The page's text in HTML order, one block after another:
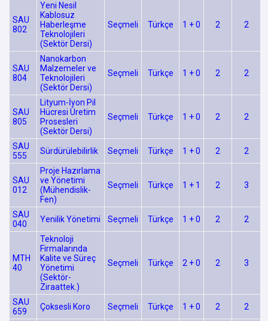
SAU
802
Yeni Nesil
Kablosuz
Haberleşme
Teknolojileri
(Sektör Dersi)
Seçmeli Türkçe 1 + 0 2 2
SAU
804
Nanokarbon
Malzemeler ve
Teknolojileri
(Sektör Dersi)
Seçmeli Türkçe 1 + 0 2 2
SAU
805
Lityum-İyon Pil
Hücresi Üretim
Prosesleri
(Sektör Dersi)
Seçmeli Türkçe 1 + 0 2 2
SAU
555
Sürdürülebilirlik Seçmeli Türkçe 1 + 0 2 2
SAU
012
Proje Hazırlama
ve Yönetimi
(Mühendislik-
Fen)
Seçmeli Türkçe 1 + 1 2 3
SAU
040
Yenilik Yönetimi Seçmeli Türkçe 1 + 0 2 2
MTH
40
Teknoloji
Firmalarında
Kalite ve Süreç
Yönetimi
(Sektör-
Ziraattek.)
Seçmeli Türkçe 2 + 0 2 3
SAU
659
Çoksesli Koro Seçmeli Türkçe 1 + 0 2 2